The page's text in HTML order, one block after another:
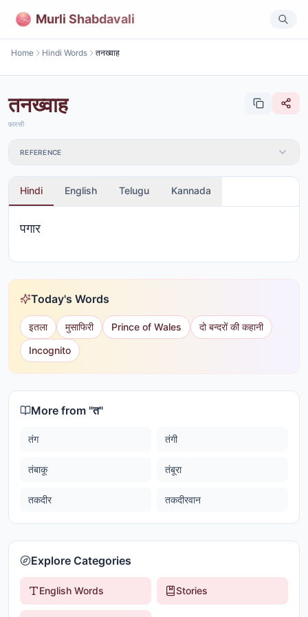
Murli Shabdavali
Home Hindi Words तनख्वाह
तनख्वाह
फ़ारसी
REFERENCE
Hindi English Telugu Kannada
पगार
Today's Words
इतला मुसाफिरी Prince of Wales
दो बन्दरों की कहानी
Incognito
More from "त"
तंग तंगी
तंबाकू तंबूरा
तकदीर तकदीरवान
Explore Categories
English Words Stories